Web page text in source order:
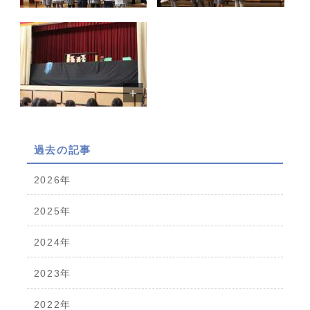
過去の記事
2026年
2025年
2024年
2023年
2022年